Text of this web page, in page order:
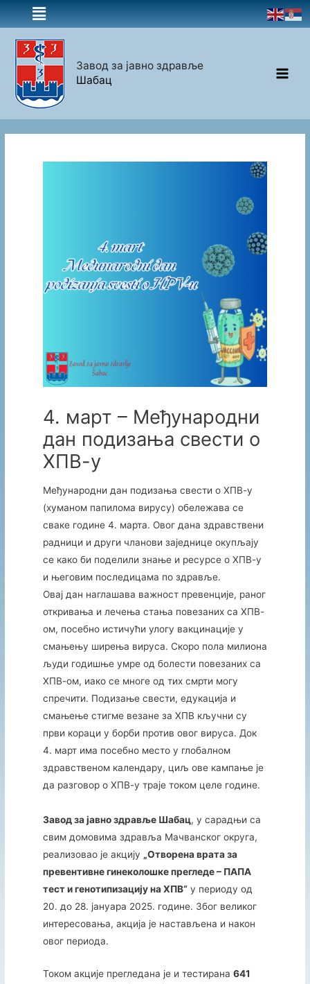
Завод за јавно здравље
Шабац
4. март – Међународни
дан подизања свести о
ХПВ-у
Међународни дан подизања свести о ХПВ-у
(хуманом папилома вирусу) обележава се
сваке године 4. марта. Овог дана здравствени
радници и други чланови заједнице окупљају
се како би поделили знање и ресурсе о ХПВ-у
и његовим последицама по здравље.
Овај дан наглашава важност превенције, раног
откривања и лечења стања повезаних са ХПВ-
ом, посебно истичући улогу вакцинације у
смањењу ширења вируса. Скоро пола милиона
људи годишње умре од болести повезаних са
ХПВ-ом, иако се многе од тих смрти могу
спречити. Подизање свести, едукација и
смањење стигме везане за ХПВ кључни су
први кораци у борби против овог вируса. Док
4. март има посебно место у глобалном
здравственом календару, циљ ове кампање је
да разговор о ХПВ-у траје током целе године.
Завод за јавно здравље Шабац, у сарадњи са
свим домовима здравља Мачванског округа,
реализовао је акцију „Отворена врата за
превентивне гинеколошке прегледе – ПАПА
тест и генотипизацију на ХПВ“у периоду од
20. до 28. јануара 2025. године. Због великог
интересовања, акција је настављена и након
овог периода.
Током акције прегледана је и тестирана 641